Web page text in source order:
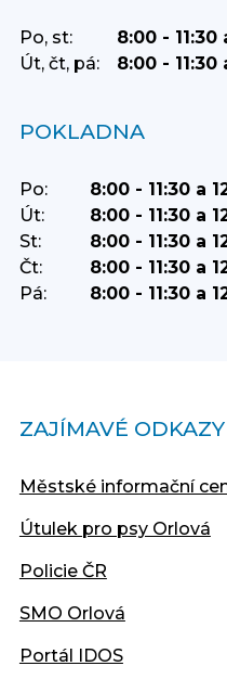
Po, st:
8:00 - 11:30
Út, čt, pá:
8:00 - 11:30
POKLADNA
Po:
8:00 - 11:30 a
Út:
8:00 - 11:30 a
St:
8:00 - 11:30 a
Čt:
8:00 - 11:30 a
Pá:
8:00 - 11:30 a
ZAJÍMAVÉ ODKAZY
Městské informační
Útulek pro psy Orlová
Policie ČR
SMO Orlová
Portál IDOS